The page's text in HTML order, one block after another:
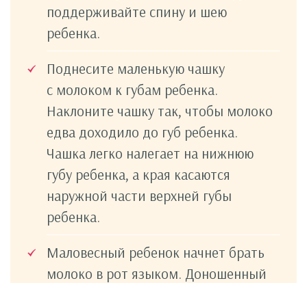
поддерживайте спину и шею
ребенка.
Поднесите маленькую чашку
с молоком к губам ребенка.
Наклоните чашку так, чтобы молоко
едва доходило до губ ребенка.
Чашка легко налегает на нижнюю
губу ребенка, а края касаются
наружной части верхней губы
ребенка.
Маловесный ребенок начнет брать
молоко в рот языком. Доношенный